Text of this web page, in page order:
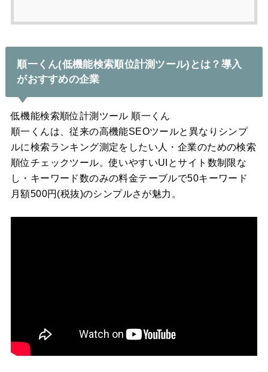
順一くん(低機能検索順位計測ツール)とは？導入
がおすすめの企業
低機能検索順位計測ツール 順一くん
順一くんは、従来の高機能SEOツールと異なりシンプ
ルに検索ランキング測定をしたい人・企業のための検索
順位チェックツール。使いやすいUIとサイト数制限な
し・キーワード数のみの料金テーブルで50キーワード
月額500円(税抜)のシンプルさが魅力。